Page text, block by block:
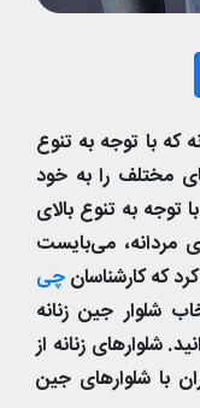
که با توجه به تنوع
مختلف را به خود
توجه به تنوع بالای
می‌بایست
که کارشناسانچی
شلوار جین زنانه
شلوارهای زنانه از
با شلوارهای جین